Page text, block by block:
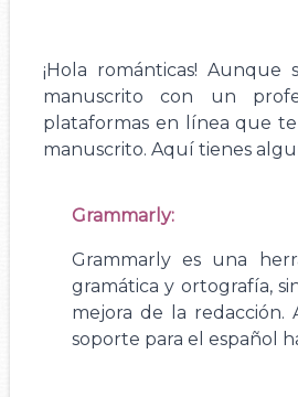
¡Hola románticas!
manuscrito con un
plataformas en línea que
manuscrito. Aquí tienes
Grammarly:
Grammarly es una
gramática y ortografía,
mejora de la redacción.
soporte para el español